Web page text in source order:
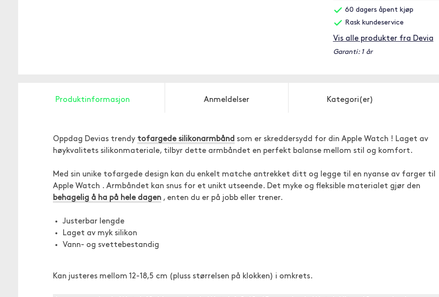
60 dagers åpent kjøp
Rask kundeservice
Vis alle produkter fra Devia
Garanti: 1 år
Produktinformasjon Anmeldelser Kategori(er)
Oppdag Devias trendy tofargede silikonarmbånd som er skreddersydd for din Apple Watch ! Laget av
høykvalitets silikonmateriale, tilbyr dette armbåndet en perfekt balanse mellom stil og komfort.
Med sin unike tofargede design kan du enkelt matche antrekket ditt og legge til en nyanse av farger til
Apple Watch . Armbåndet kan snus for et unikt utseende. Det myke og fleksible materialet gjør den
behagelig å ha på hele dagen , enten du er på jobb eller trener.
Justerbar lengde
Laget av myk silikon
Vann- og svettebestandig
Kan justeres mellom 12-18,5 cm (pluss størrelsen på klokken) i omkrets.